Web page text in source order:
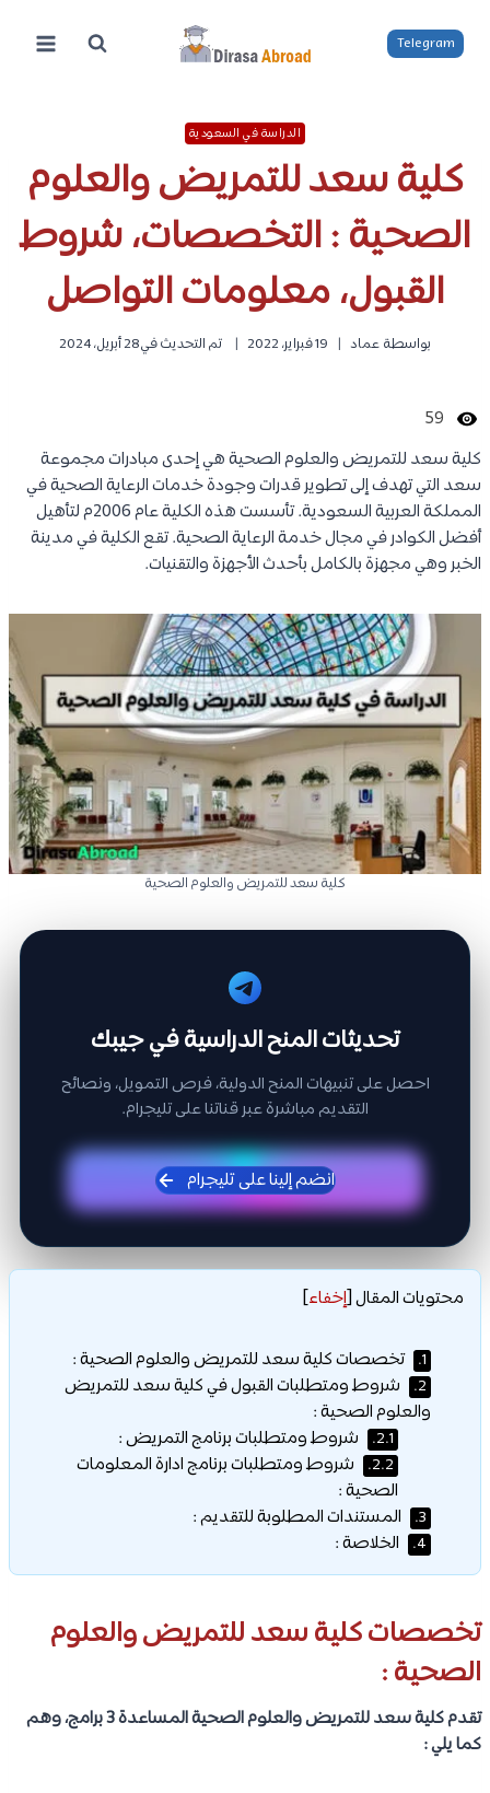
المحتوى
Telegram
الدراسة في السعودية
كلية سعد للتمريض والعلوم
الصحية : التخصصات، شروط
القبول، معلومات التواصل
بواسطة عماد 19 فبراير، 2022 تم التحديث في28 أبريل، 2024
59
كلية سعد للتمريض والعلوم الصحية هي إحدى مبادرات مجموعة
سعد التي تهدف إلى تطوير قدرات وجودة خدمات الرعاية الصحية في
المملكة العربية السعودية. تأسست هذه الكلية عام 2006م لتأهيل
أفضل الكوادر في مجال خدمة الرعاية الصحية. تقع الكلية في مدينة
الخبر وهي مجهزة بالكامل بأحدث الأجهزة والتقنيات.
كلية سعد للتمريض والعلوم الصحية
تحديثات المنح الدراسية في جيبك
احصل على تنبيهات المنح الدولية، فرص التمويل، ونصائح
التقديم مباشرة عبر قناتنا على تليجرام.
انضم إلينا على تليجرام
محتويات المقال[إخفاء]
1. تخصصات كلية سعد للتمريض والعلوم الصحية :
2.
شروط ومتطلبات القبول في كلية سعد للتمريض
والعلوم الصحية :
2.1. شروط ومتطلبات برنامج التمريض :
2.2.
شروط ومتطلبات برنامج ادارة المعلومات
الصحية :
3. المستندات المطلوبة للتقديم :
4. الخلاصة :
تخصصات كلية سعد للتمريض والعلوم
الصحية :
تقدم كلية سعد للتمريض والعلوم الصحية المساعدة 3 برامج، وهم
كما يلي :